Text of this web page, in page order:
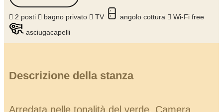
2 posti bagno privato TV angolo cottura
Wi-Fi free
asciugacapelli
Descrizione della stanza
Arredata nelle tonalità del verde, Camera